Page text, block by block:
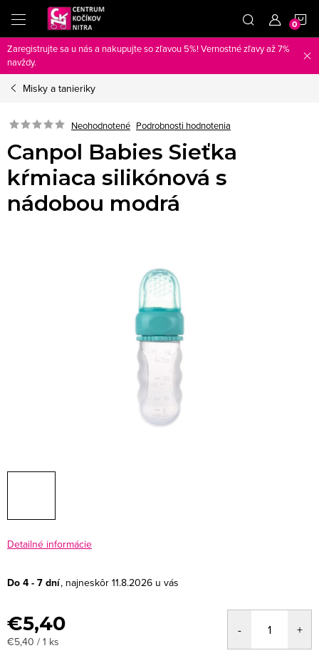
obsah
Zaregistrujte sa u nás a nakupujte so zľavou 5%! Vernostné zľavy až 7%
navždy.
Misky a tanieriky
Neohodnotené Podrobnosti hodnotenia
Canpol Babies Sieťka
kŕmiaca silikónová s
nádobou modrá
Detailné informácie
Do 4 - 7 dní 11.8.2026
€5,40
Jednotková
€5,40 / 1 ks